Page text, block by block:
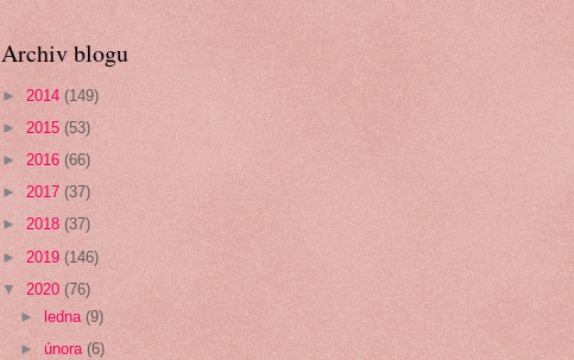
Archiv blogu
► 2014 (149)
► 2015 (53)
► 2016 (66)
► 2017 (37)
► 2018 (37)
► 2019 (146)
▼ 2020 (76)
► ledna(9)
►února(6)